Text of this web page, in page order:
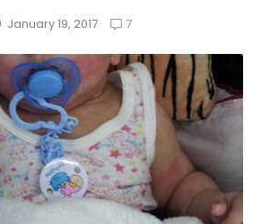
January 19, 2017 7